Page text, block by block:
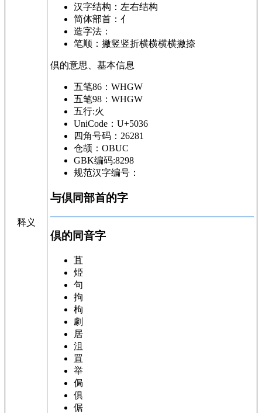
释义
汉字结构： 左右结构
简体部首： 亻
造字法：
笔顺： 撇竖竖折横横横横撇捺
倶的意思、基本信息
五笔86：WHGW
五笔98：WHGW
五行:火
UniCode：U+5036
四角号码：26281
仓颉：OBUC
GBK编码:8298
规范汉字编号：
与倶同部首的字
倶的同音字
苴
烥
句
拘
枸
劇
居
沮
罝
举
侷
俱
倨